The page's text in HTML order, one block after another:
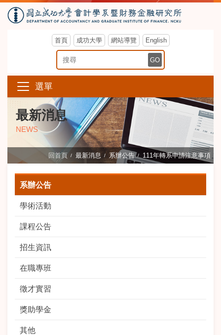
首頁 成功大學 網站導覽 English
搜尋關鍵字 GO
選單
最新消息
NEWS
回首頁 最新消息 系辦公告 111年轉系申請注意事項
系辦公告
學術活動
課程公告
招生資訊
在職專班
徵才實習
獎助學金
其他